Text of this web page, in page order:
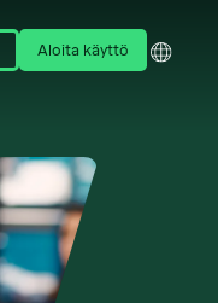
Aloita käyttö